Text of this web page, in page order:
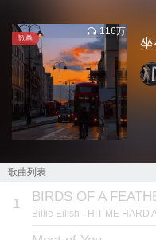
歌单
116万
歌曲列表
1 BIRDS OF A
Billie Eilish - HIT ME HARD